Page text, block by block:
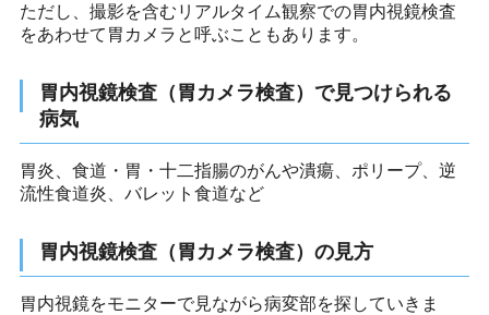
ただし、撮影を含むリアルタイム観察での胃内視鏡検査
をあわせて胃カメラと呼ぶこともあります。
胃内視鏡検査（胃カメラ検査）で見つけられる
病気
胃炎、食道・胃・十二指腸のがんや潰瘍、ポリープ、逆
流性食道炎、バレット食道など
胃内視鏡検査（胃カメラ検査）の見方
胃内視鏡をモニターで見ながら病変部を探していきま